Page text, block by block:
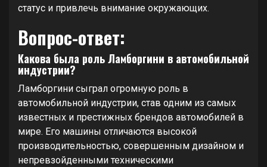
статус и привлечь внимание окружающих.
Вопрос-ответ:
Какова была роль Ламборгини в автомобильной
индустрии?
Ламборгини сыграл огромную роль в
автомобильной индустрии, став одним из самых
известных и престижных брендов автомобилей в
мире. Его машины отличаются высокой
производительностью, совершенным дизайном и
непревзойденными техническими